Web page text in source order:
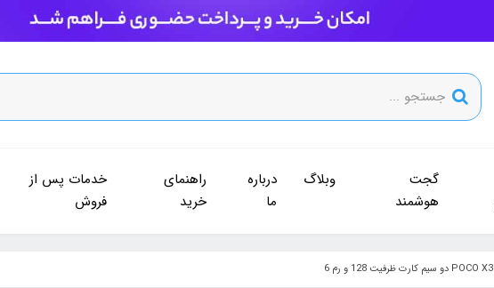
گجت
هوشمند
وبلاگ
درباره
ما
راهنمای
خرید
خدمات پس از
فروش